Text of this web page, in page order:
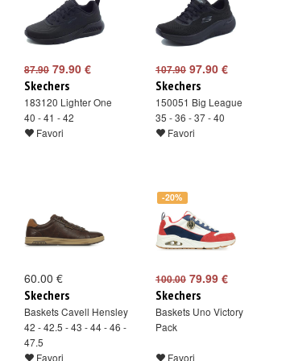
87.90 79.90 €
Skechers
183120 Lighter One
40 - 41 - 42
Favori
107.90 97.90 €
Skechers
150051 Big League
35 - 36 - 37 - 40
Favori
60.00 €
Skechers
Baskets Cavell Hensley
42 - 42.5 - 43 - 44 - 46 -
47.5
Favori
-20%
100.00 79.99 €
Skechers
Baskets Uno Victory
Pack
Favori